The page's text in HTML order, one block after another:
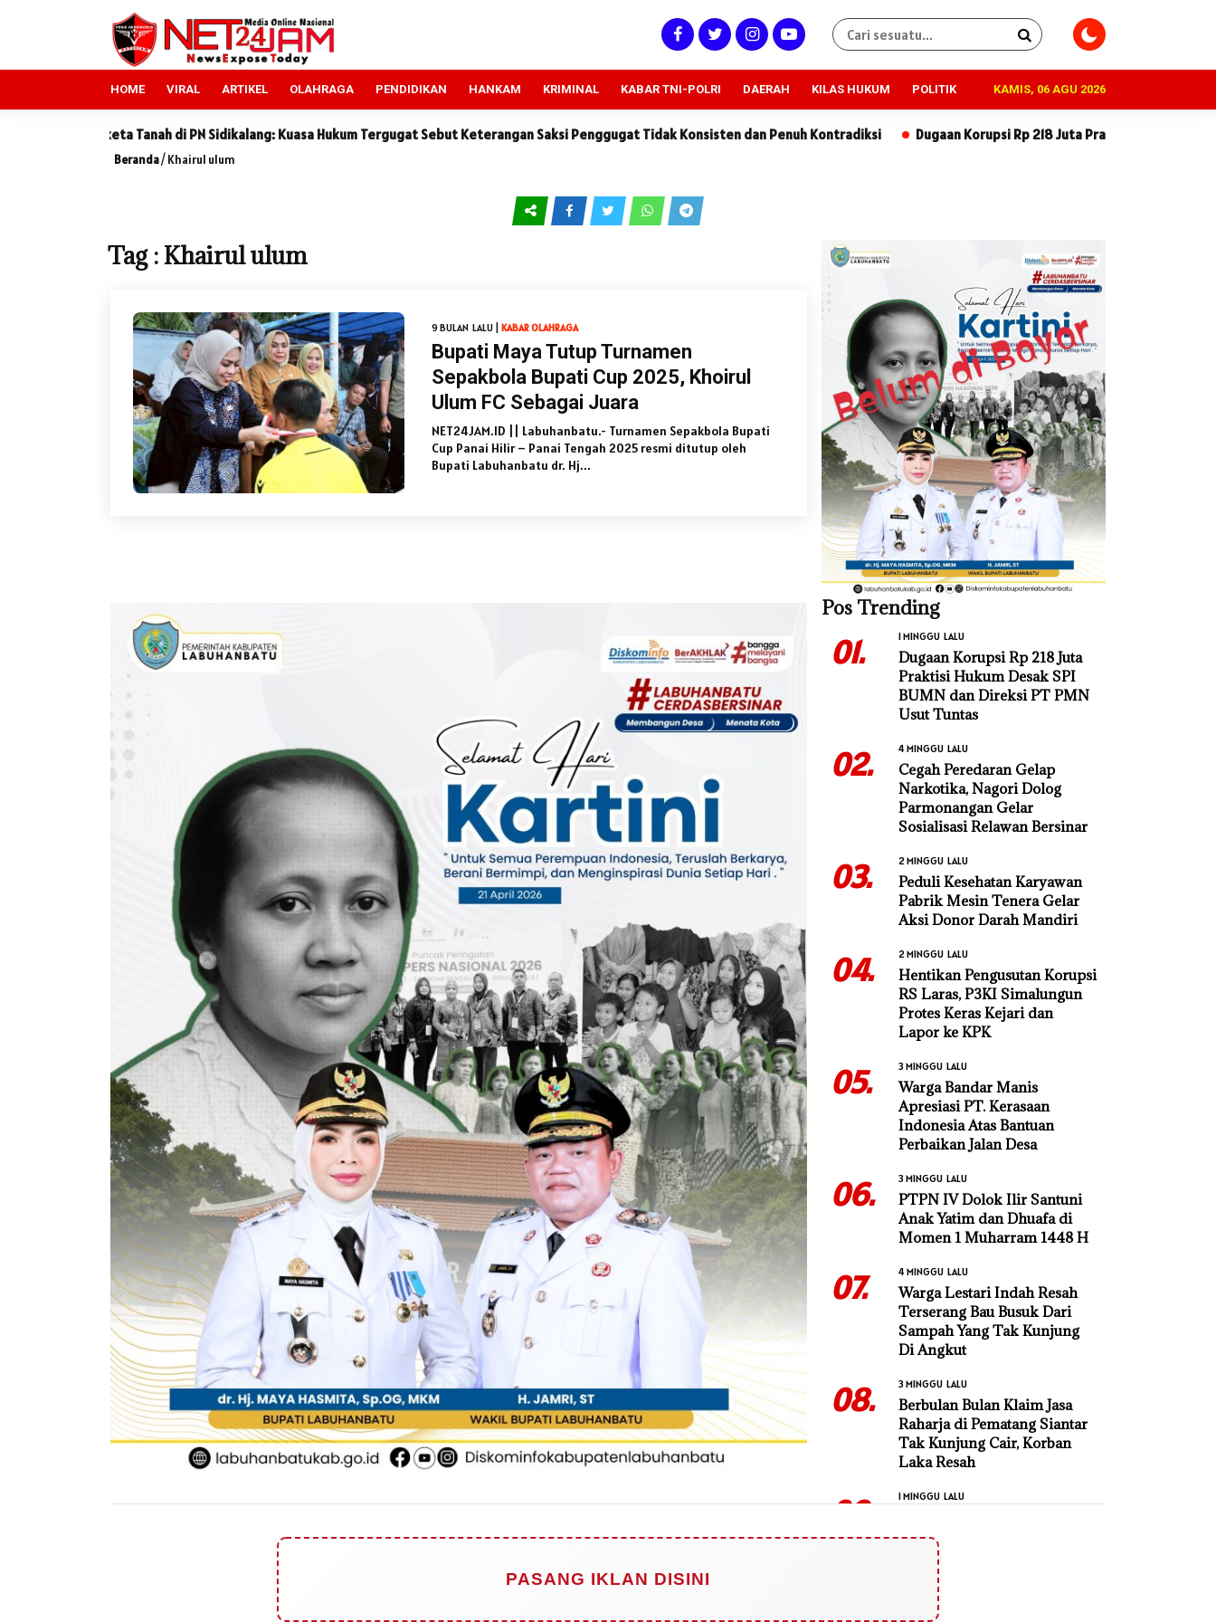
HOME VIRAL ARTIKEL OLAHRAGA PENDIDIKAN HANKAM KRIMINAL KABAR TNI-POLRI DAERAH KILAS HUKUM POLITIK KAMIS, 06 AGU 2026
Tanah di PN Sidikalang: Kuasa Hukum Tergugat Sebut Keterangan Saksi Penggugat Tidak Konsisten dan Penuh Kontradiksi Dugaan Korupsi Rp 218 Juta Praktisi Hukum Desak SPI BUMN
Beranda/Khairul ulum
Tag : Khairul ulum
9 BULAN LALU | KABAROLAHRAGA
Bupati Maya Tutup Turnamen
Sepakbola Bupati Cup 2025, Khoirul
Ulum FC Sebagai Juara
NET24JAM.ID || Labuhanbatu.- Turnamen Sepakbola Bupati
Cup Panai Hilir – Panai Tengah 2025 resmi ditutup oleh
Bupati Labuhanbatu dr. Hj...
Pos Trending
01. 1 MINGGU LALU
Dugaan Korupsi Rp 218 Juta
Praktisi Hukum Desak SPI
BUMN dan Direksi PT PMN
Usut Tuntas
02. 4 MINGGU LALU
Cegah Peredaran Gelap
Narkotika, Nagori Dolog
Parmonangan Gelar
Sosialisasi Relawan Bersinar
03. 2 MINGGU LALU
Peduli Kesehatan Karyawan
Pabrik Mesin Tenera Gelar
Aksi Donor Darah Mandiri
04. 2 MINGGU LALU
Hentikan Pengusutan Korupsi
RS Laras, P3KI Simalungun
Protes Keras Kejari dan
Lapor ke KPK
05. 3 MINGGU LALU
Warga Bandar Manis
Apresiasi PT. Kerasaan
Indonesia Atas Bantuan
Perbaikan Jalan Desa
06. 3 MINGGU LALU
PTPN IV Dolok Ilir Santuni
Anak Yatim dan Dhuafa di
Momen 1 Muharram 1448 H
07. 4 MINGGU LALU
Warga Lestari Indah Resah
Terserang Bau Busuk Dari
Sampah Yang Tak Kunjung
Di Angkut
08. 3 MINGGU LALU
Berbulan Bulan Klaim Jasa
Raharja di Pematang Siantar
Tak Kunjung Cair, Korban
Laka Resah
09. 1 MINGGU LALU
PN Sidikalang: Kuasa Hukum
Tergugat Sebut Keterangan
Saksi Penggugat Tidak
Konsisten dan Penuh
Kontradiksi
PASANG IKLAN DISINI